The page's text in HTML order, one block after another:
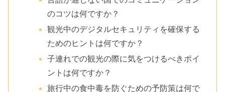
のコツは何ですか？
観光中のデジタルセキュリティを確保する
ためのヒントは何ですか？
子連れでの観光の際に気をつけるべきポイ
ントは何ですか？
旅行中の食中毒を防ぐための予防策は何で